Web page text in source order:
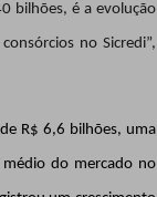
bilhões, é a evolução
no Sicredi”,
R$ 6,6 bilhões, uma
do mercado no